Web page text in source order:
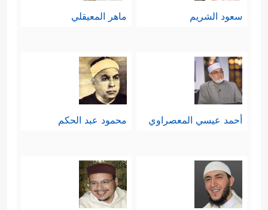
سعود الشريم ماهر المعيقلي
أحمد عيسي المعصراوي محمود عبد الحكم